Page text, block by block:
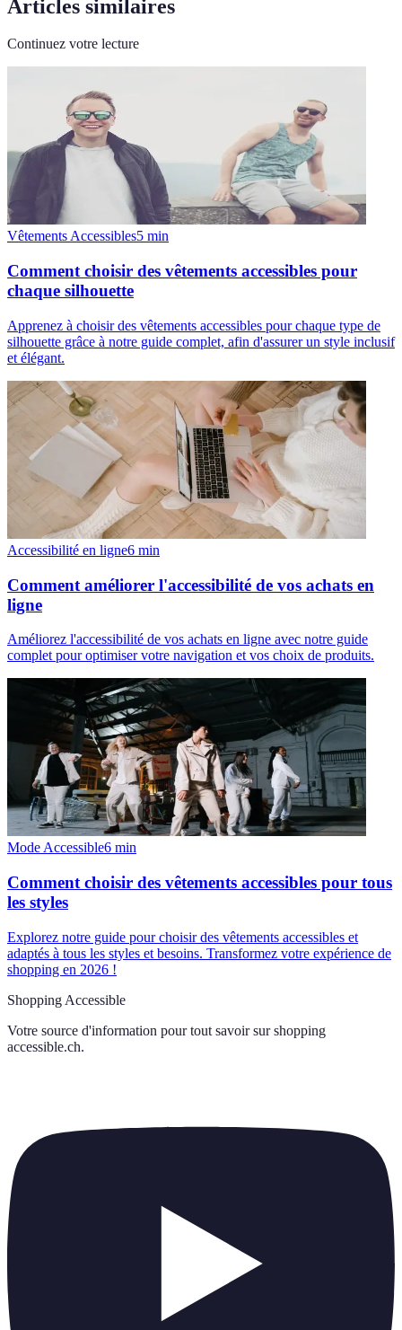
Articles similaires
Continuez votre lecture
Vêtements Accessibles5 min
Comment choisir des vêtements accessibles pour
chaque silhouette
Apprenez à choisir des vêtements accessibles pour chaque type de
silhouette grâce à notre guide complet, afin d'assurer un style inclusif
et élégant.
Accessibilité en ligne6 min
Comment améliorer l'accessibilité de vos achats en
ligne
Améliorez l'accessibilité de vos achats en ligne avec notre guide
complet pour optimiser votre navigation et vos choix de produits.
Mode Accessible6 min
Comment choisir des vêtements accessibles pour tous
les styles
Explorez notre guide pour choisir des vêtements accessibles et
adaptés à tous les styles et besoins. Transformez votre expérience de
shopping en 2026 !
Shopping Accessible
Votre source d'information pour tout savoir sur shopping
accessible.ch.